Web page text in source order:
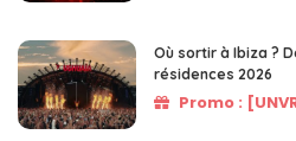
Où sortir à Ibiza ?
résidences 2026
Promo :